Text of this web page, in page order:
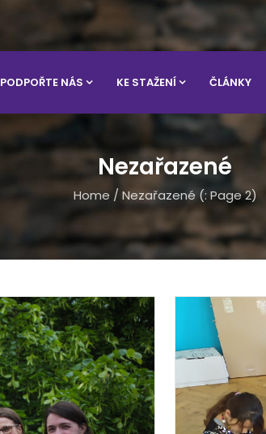
PODPOŘTE NÁS KE STAŽENÍ ČLÁNKY
Nezařazené
Home/ Nezařazené (: Page 2)